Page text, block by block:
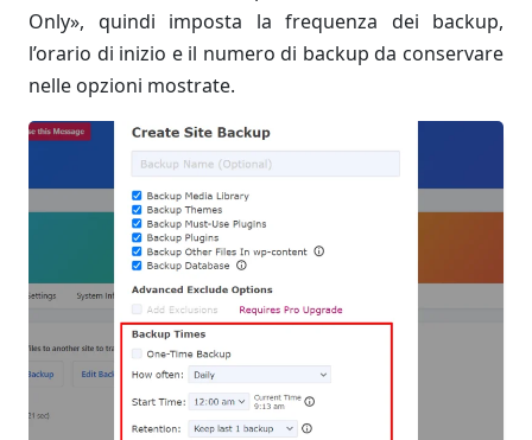
Only», quindi imposta la frequenza dei backup,
l’orario di inizio e il numero di backup da conservare
nelle opzioni mostrate.